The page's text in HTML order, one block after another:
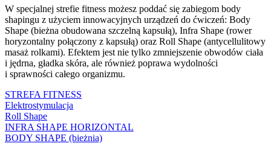
W specjalnej strefie fitness możesz poddać się zabiegom body
shapingu z użyciem innowacyjnych urządzeń do ćwiczeń: Body
Shape (bieżna obudowana szczelną kapsułą), Infra Shape (rower
horyzontalny połączony z kapsułą) oraz Roll Shape (antycellulitowy
masaż rolkami). Efektem jest nie tylko zmniejszenie obwodów ciała
i jędrna, gładka skóra, ale również poprawa wydolności
i sprawności całego organizmu.
STREFA FITNESS
Elektrostymulacja
Roll Shape
INFRA SHAPE HORIZONTAL
BODY SHAPE (bieżnia)